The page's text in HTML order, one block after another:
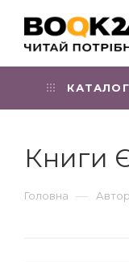
КАТАЛОГ
Книги
Головна —